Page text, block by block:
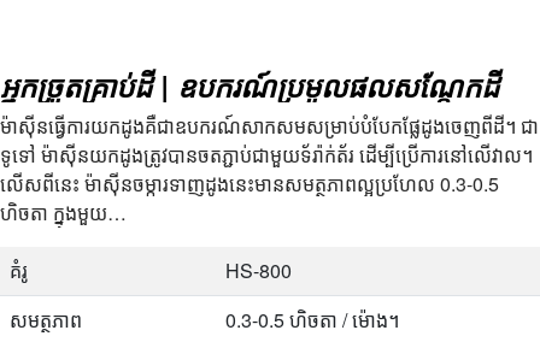
អ្នកច្រូតគ្រាប់ដី | ឧបករណ៍ប្រមូលផលសណ្តែកដី
ម៉ាស៊ីនធ្វើការយកដូងគឺជាឧបករណ៍សាកសមសម្រាប់បំបែកផ្លែដូងចេញពីដី។ ជា
ទូទៅ ម៉ាស៊ីនយកដូងត្រូវបានចតភ្ជាប់ជាមួយទ័រ៉ាក់ត័រ ដើម្បីប្រើការនៅលើវាល។
លើសពីនេះ ម៉ាស៊ីនចម្ការទាញដូងនេះមានសមត្ថភាពល្អប្រហែល 0.3-0.5
ហិចតា ក្នុងមួយ…
គំរូ
HS-800
សមត្ថភាព
0.3-0.5 ហិចតា / ម៉ោង។